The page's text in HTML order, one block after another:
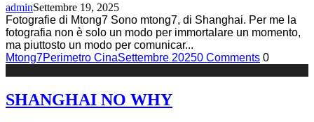
adminSettembre 19, 2025
Fotografie di Mtong7 Sono mtong7, di Shanghai. Per me la
fotografia non è solo un modo per immortalare un momento,
ma piuttosto un modo per comunicar...
Mtong7Perimetro CinaSettembre 20250 Comments 0
SHANGHAI NO WHY